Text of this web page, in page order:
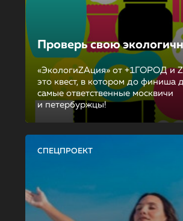
Проверь свою
«ЭкологиZAция» от +1ГОРОД и
это квест, в котором до финиша
самые ответственные москвичи
и петербуржцы!
СПЕЦПРОЕКТ